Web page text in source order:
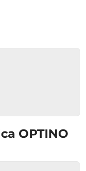
OPTINO